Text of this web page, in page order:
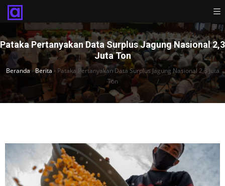
Pataka Pertanyakan Data Surplus Jagung Nasional 2,3
Juta Ton
Beranda›Berita › Pataka Pertanyakan Data Surplus Jagung Nasional 2,3 Juta
Ton